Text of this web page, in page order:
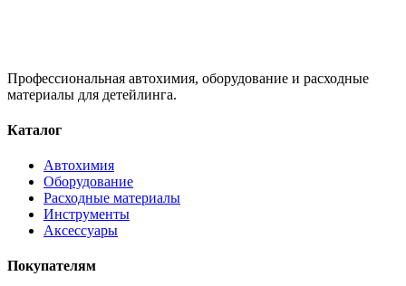
Профессиональная автохимия, оборудование и расходные
материалы для детейлинга.
Каталог
Автохимия
Оборудование
Расходные материалы
Инструменты
Аксессуары
Покупателям